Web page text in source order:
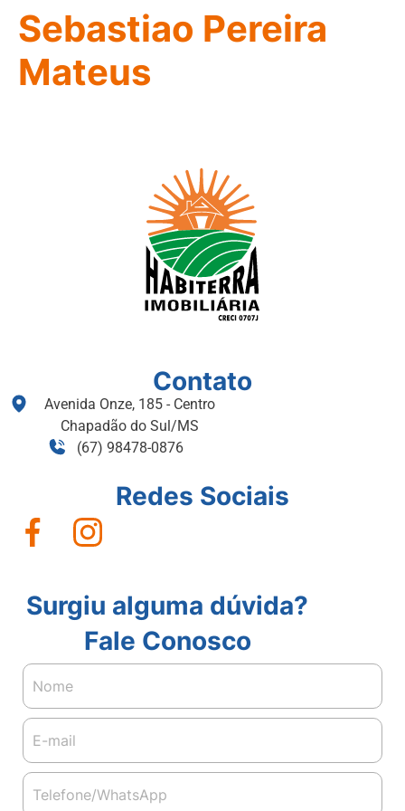
Sebastiao Pereira
Mateus
Contato
Avenida Onze, 185 - Centro
Chapadão do Sul/MS
(67) 98478-0876
Redes Sociais
Surgiu alguma dúvida?
Fale Conosco